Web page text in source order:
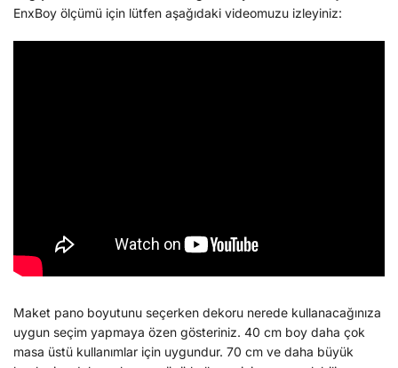
EnxBoy ölçümü için lütfen aşağıdaki videomuzu izleyiniz:
Maket pano boyutunu seçerken dekoru nerede kullanacağınıza
uygun seçim yapmaya özen gösteriniz. 40 cm boy daha çok
masa üstü kullanımlar için uygundur. 70 cm ve daha büyük